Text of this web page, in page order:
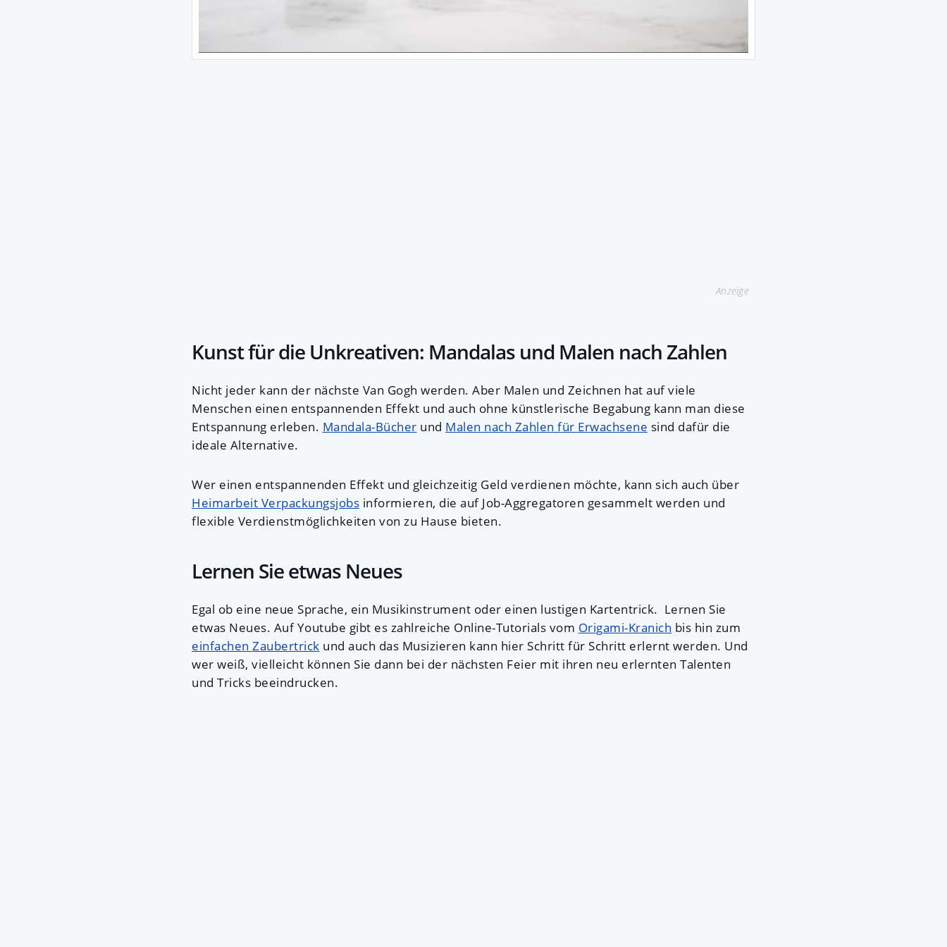
Anzeige
Kunst für die Unkreativen: Mandalas und Malen nach Zahlen
Nicht jeder kann der nächste Van Gogh werden. Aber Malen und Zeichnen hat auf viele
Menschen einen entspannenden Effekt und auch ohne künstlerische Begabung kann man diese
Entspannung erleben. Mandala-Bücher und Malen nach Zahlen für Erwachsene sind dafür die
ideale Alternative.
Wer einen entspannenden Effekt und gleichzeitig Geld verdienen möchte, kann sich auch über
Heimarbeit Verpackungsjobs informieren, die auf Job-Aggregatoren gesammelt werden und
flexible Verdienstmöglichkeiten von zu Hause bieten.
Lernen Sie etwas Neues
Egal ob eine neue Sprache, ein Musikinstrument oder einen lustigen Kartentrick. Lernen Sie
etwas Neues. Auf Youtube gibt es zahlreiche Online-Tutorials vom Origami-Kranich bis hin zum
einfachen Zaubertrick und auch das Musizieren kann hier Schritt für Schritt erlernt werden. Und
wer weiß, vielleicht können Sie dann bei der nächsten Feier mit ihren neu erlernten Talenten
und Tricks beeindrucken.